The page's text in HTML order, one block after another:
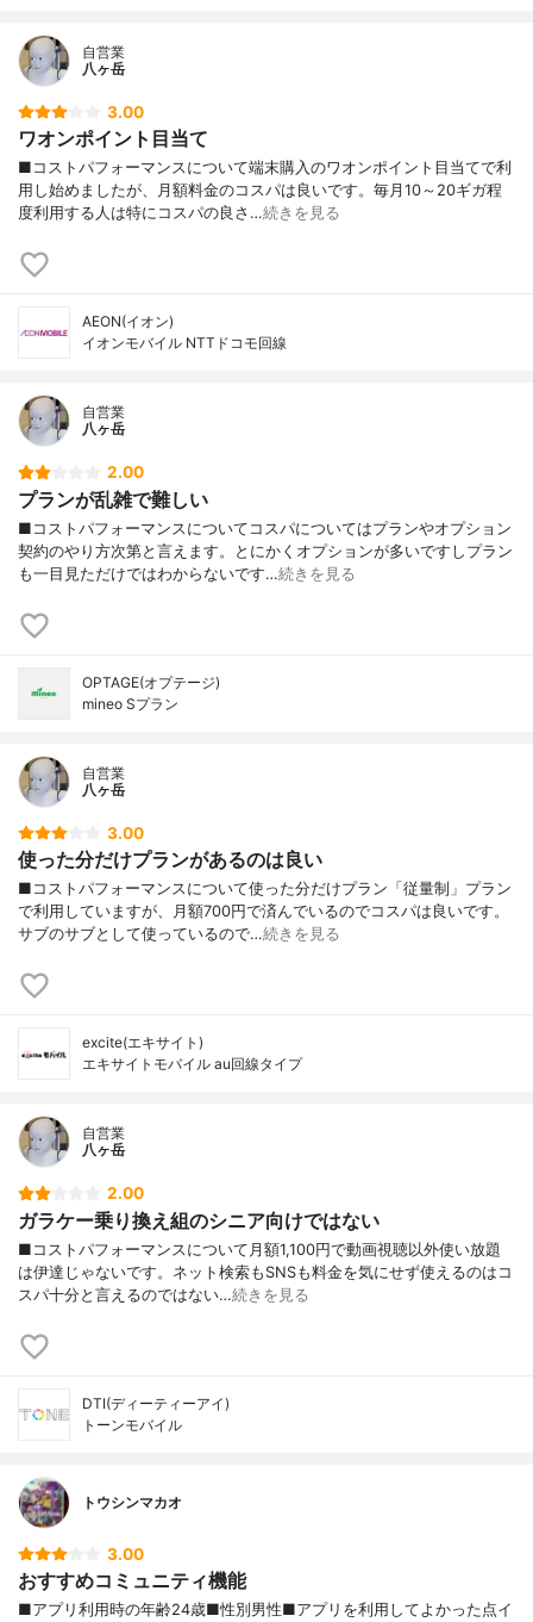
自営業
八ヶ岳
3.00
ワオンポイント目当て
■コストパフォーマンスについて端末購入のワオンポイント目当てで利
用し始めましたが、月額料金のコスパは良いです。毎月10～20ギガ程
度利用する人は特にコスパの良さ…続きを見る
AEON(イオン)
イオンモバイル NTTドコモ回線
自営業
八ヶ岳
2.00
プランが乱雑で難しい
■コストパフォーマンスについてコスパについてはプランやオプション
契約のやり方次第と言えます。とにかくオプションが多いですしプラン
も一目見ただけではわからないです…続きを見る
OPTAGE(オプテージ)
mineo Sプラン
自営業
八ヶ岳
3.00
使った分だけプランがあるのは良い
■コストパフォーマンスについて使った分だけプラン「従量制」プラン
で利用していますが、月額700円で済んでいるのでコスパは良いです。
サブのサブとして使っているので…続きを見る
excite(エキサイト)
エキサイトモバイル au回線タイプ
自営業
八ヶ岳
2.00
ガラケー乗り換え組のシニア向けではない
■コストパフォーマンスについて月額1,100円で動画視聴以外使い放題
は伊達じゃないです。ネット検索もSNSも料金を気にせず使えるのはコ
スパ十分と言えるのではない…続きを見る
DTI(ディーティーアイ)
トーンモバイル
トウシンマカオ
3.00
おすすめコミュニティ機能
■アプリ利用時の年齢24歳■性別男性■アプリを利用してよかった点イ